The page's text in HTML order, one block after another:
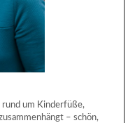
rund um Kinderfüße,
– schön,